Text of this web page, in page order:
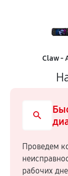
Claw -
Проведем
рабочих